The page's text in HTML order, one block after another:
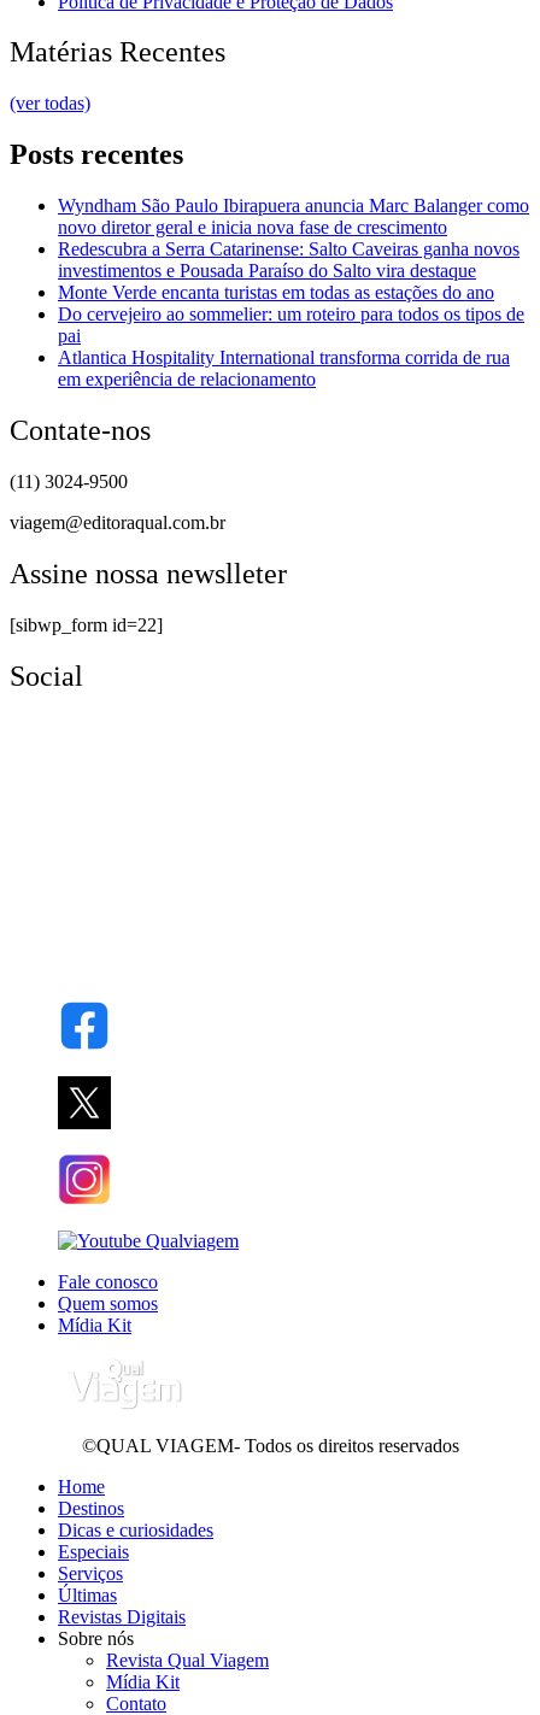
Matérias Recentes
(ver todas)
Posts recentes
Wyndham São Paulo Ibirapuera anuncia Marc Balanger como
novo diretor geral e inicia nova fase de crescimento
Redescubra a Serra Catarinense: Salto Caveiras ganha novos
investimentos e Pousada Paraíso do Salto vira destaque
Monte Verde encanta turistas em todas as estações do ano
Do cervejeiro ao sommelier: um roteiro para todos os tipos de
pai
Atlantica Hospitality International transforma corrida de rua
em experiência de relacionamento
Contate-nos
(11) 3024-9500
viagem@editoraqual.com.br
Assine nossa newslleter
[sibwp_form id=22]
Social
Fale conosco
Quem somos
Mídia Kit
©QUAL VIAGEM- Todos os direitos reservados
Home
Destinos
Dicas e curiosidades
Especiais
Serviços
Últimas
Revistas Digitais
Sobre nós
Revista Qual Viagem
Mídia Kit
Contato